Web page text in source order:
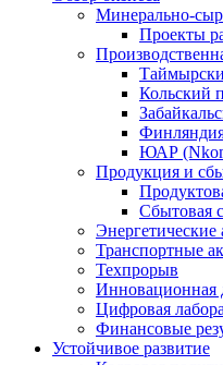
Минерально-
Проекты
Кольский
ЮАР
Продукция и
Сбытовая
Энергетические
Транспортные
Техпрорыв
Инновационная
Цифровая
Финансовые
Устойчивое развитие